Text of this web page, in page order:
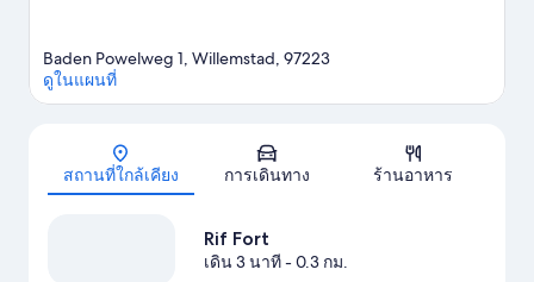
แผนที่
Baden Powelweg 1, Willemstad, 97223
ดูในแผนที่
สถานที่ใกล้เคียง การเดินทาง ร้านอาหาร
Rif Fort
เดิน 3 นาที- 0.3 กม.